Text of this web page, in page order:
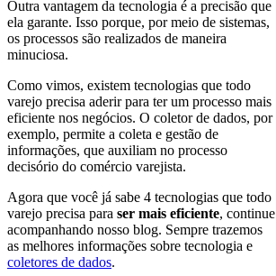
Outra vantagem da tecnologia é a precisão que
ela garante. Isso porque, por meio de sistemas,
os processos são realizados de maneira
minuciosa.
Como vimos, existem tecnologias que todo
varejo precisa aderir para ter um processo mais
eficiente nos negócios. O coletor de dados, por
exemplo, permite a coleta e gestão de
informações, que auxiliam no processo
decisório do comércio varejista.
Agora que você já sabe 4 tecnologias que todo
varejo precisa para ser mais eficiente, continue
acompanhando nosso blog. Sempre trazemos
as melhores informações sobre tecnologia e
coletores de dados.